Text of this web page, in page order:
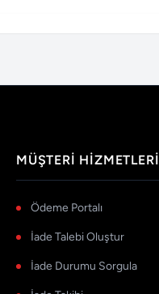
MÜŞTERI HIZMETLERI
Ödeme Portalı
İade Talebi Oluştur
İade Durumu Sorgula